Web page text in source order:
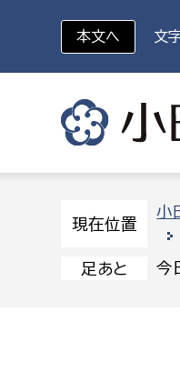
いざというと
休日救
対象者を選択
新生児・乳
組織から探す
本文へ 文
現在位置
小
足あと 今